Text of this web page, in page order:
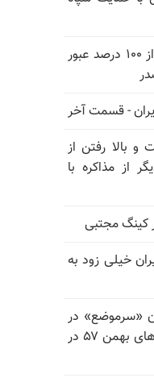
شاخص فلاکت در ۱۹ استان از ۱۰۰ درصد عبور
- قسمت آخر
بالا رفتن از
از مذاکره با
کینگ مجتبی
خیلی زود به
«سرموضع» در
سالگرد قتل‌عام ۳۰ هزار لاله‌های بهمن ۵۷ در